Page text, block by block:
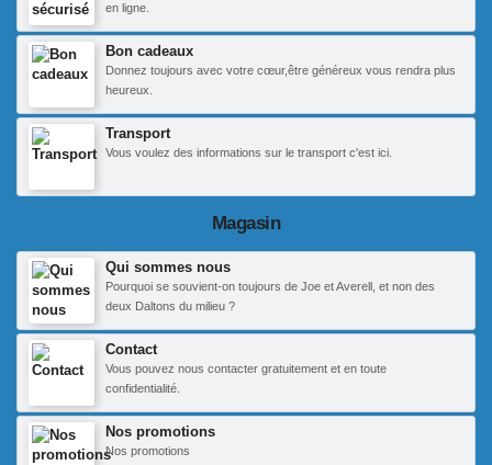
en ligne.
Bon cadeaux
Donnez toujours avec votre cœur,être généreux vous rendra plus
heureux.
Transport
Vous voulez des informations sur le transport c'est ici.
Magasin
Qui sommes nous
Pourquoi se souvient-on toujours de Joe et Averell, et non des
deux Daltons du milieu ?
Contact
Vous pouvez nous contacter gratuitement et en toute
confidentialité.
Nos promotions
Nos promotions